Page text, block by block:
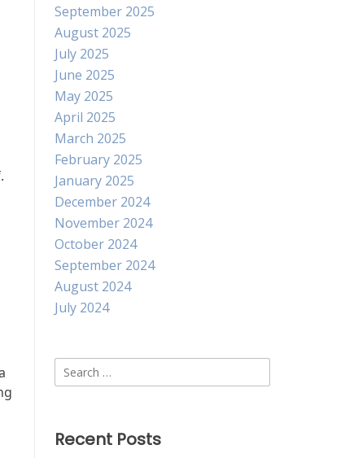
September 2025
August 2025
July 2025
June 2025
May 2025
April 2025
March 2025
February 2025
January 2025
December 2024
November 2024
October 2024
September 2024
August 2024
July 2024
Search
for:
Recent Posts